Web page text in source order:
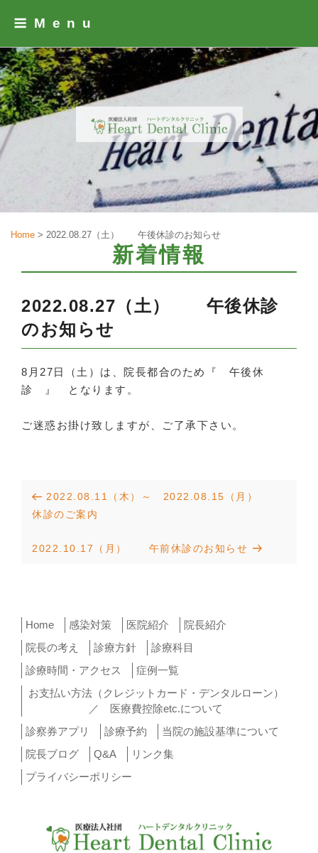
Menu
Home > 2022.08.27（土） 午後休診のお知らせ
新着情報
2022.08.27（土） 午後休診
のお知らせ
8月27日（土）は、院長都合のため『 午後休
診 』 となります。
ご迷惑お掛け致しますが、ご了承下さい。
投
稿
シ
ョ
ン
Previous
Post
2022.08.11（木）～ 2022.08.15（月）
休診のご案内
Next
2022.10.17（月） 午前休診のお知らせ
Home 感染対策 医院紹介
院長紹介
院長の考え
診療方針
診療科目
診療時間・アクセス
症例一覧
お支払い方法（クレジットカード・デンタルローン）
／ 医療費控除etc.について
診察券アプリ
診療予約
当院の施設基準について
院長ブログ
Q&A
リンク集
プライバシーポリシー